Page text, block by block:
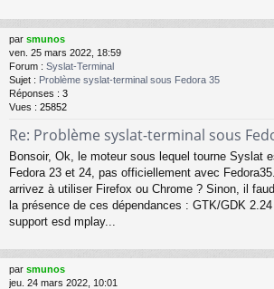
par smunos
ven. 25 mars 2022, 18:59
Forum : Syslat-Terminal
Sujet : Problème syslat-terminal sous Fedora 35
Réponses : 3
Vues : 25852
Re: Problème syslat-terminal sous
Bonsoir, Ok, le moteur sous lequel tourne Syslat
Fedora 23 et 24, pas officiellement avec
arrivez à utiliser Firefox ou Chrome ? Sinon, il
la présence de ces dépendances : GTK/GDK
support esd mplay...
par smunos
jeu. 24 mars 2022, 10:01